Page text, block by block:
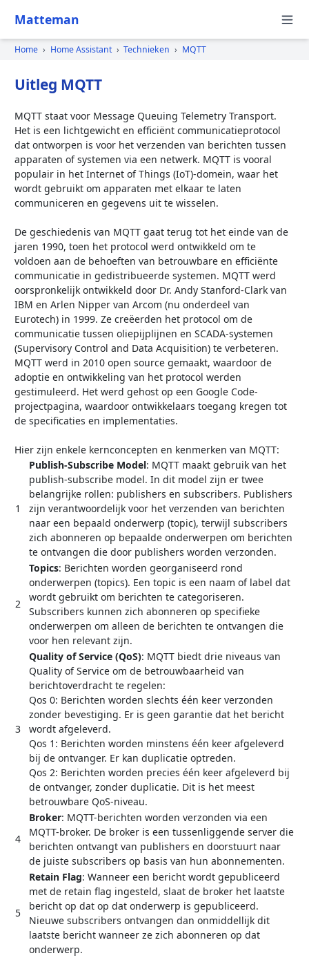
Matteman
Home › Home Assistant › Technieken › MQTT
Uitleg MQTT
MQTT staat voor Message Queuing Telemetry Transport.
Het is een lichtgewicht en efficiënt communicatieprotocol
dat ontworpen is voor het verzenden van berichten tussen
apparaten of systemen via een netwerk. MQTT is vooral
populair in het Internet of Things (IoT)-domein, waar het
wordt gebruikt om apparaten met elkaar te laten
communiceren en gegevens uit te wisselen.
De geschiedenis van MQTT gaat terug tot het einde van de
jaren 1990, toen het protocol werd ontwikkeld om te
voldoen aan de behoeften van betrouwbare en efficiënte
communicatie in gedistribueerde systemen. MQTT werd
oorspronkelijk ontwikkeld door Dr. Andy Stanford-Clark van
IBM en Arlen Nipper van Arcom (nu onderdeel van
Eurotech) in 1999. Ze creëerden het protocol om de
communicatie tussen oliepijplijnen en SCADA-systemen
(Supervisory Control and Data Acquisition) te verbeteren.
MQTT werd in 2010 open source gemaakt, waardoor de
adoptie en ontwikkeling van het protocol werden
gestimuleerd. Het werd gehost op een Google Code-
projectpagina, waardoor ontwikkelaars toegang kregen tot
de specificaties en implementaties.
Hier zijn enkele kernconcepten en kenmerken van MQTT:
1
Publish-Subscribe Model: MQTT maakt gebruik van het
publish-subscribe model. In dit model zijn er twee
belangrijke rollen: publishers en subscribers. Publishers
zijn verantwoordelijk voor het verzenden van berichten
naar een bepaald onderwerp (topic), terwijl subscribers
zich abonneren op bepaalde onderwerpen om berichten
te ontvangen die door publishers worden verzonden.
2
Topics: Berichten worden georganiseerd rond
onderwerpen (topics). Een topic is een naam of label dat
wordt gebruikt om berichten te categoriseren.
Subscribers kunnen zich abonneren op specifieke
onderwerpen om alleen de berichten te ontvangen die
voor hen relevant zijn.
3
Quality of Service (QoS): MQTT biedt drie niveaus van
Quality of Service om de betrouwbaarheid van
berichtoverdracht te regelen:
Qos 0: Berichten worden slechts één keer verzonden
zonder bevestiging. Er is geen garantie dat het bericht
wordt afgeleverd.
Qos 1: Berichten worden minstens één keer afgeleverd
bij de ontvanger. Er kan duplicatie optreden.
Qos 2: Berichten worden precies één keer afgeleverd bij
de ontvanger, zonder duplicatie. Dit is het meest
betrouwbare QoS-niveau.
4
Broker: MQTT-berichten worden verzonden via een
MQTT-broker. De broker is een tussenliggende server die
berichten ontvangt van publishers en doorstuurt naar
de juiste subscribers op basis van hun abonnementen.
5
Retain Flag: Wanneer een bericht wordt gepubliceerd
met de retain flag ingesteld, slaat de broker het laatste
bericht op dat op dat onderwerp is gepubliceerd.
Nieuwe subscribers ontvangen dan onmiddellijk dit
laatste bericht wanneer ze zich abonneren op dat
onderwerp.